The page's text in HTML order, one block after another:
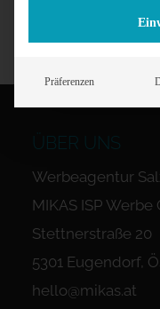
ÜBER UNS
Werbeagentur
MIKAS ISP Werbe
Stettnerstraße 20
5301 Eugendorf,
hello@mikas.at
Präferenzen